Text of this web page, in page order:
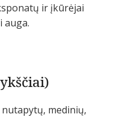
ir įkūrėjai
auga.
medinių,